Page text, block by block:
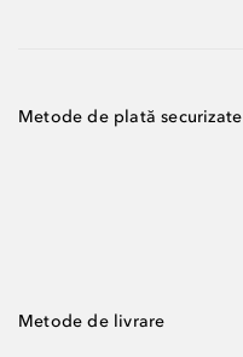
Metode de plată securizate
Metode de livrare